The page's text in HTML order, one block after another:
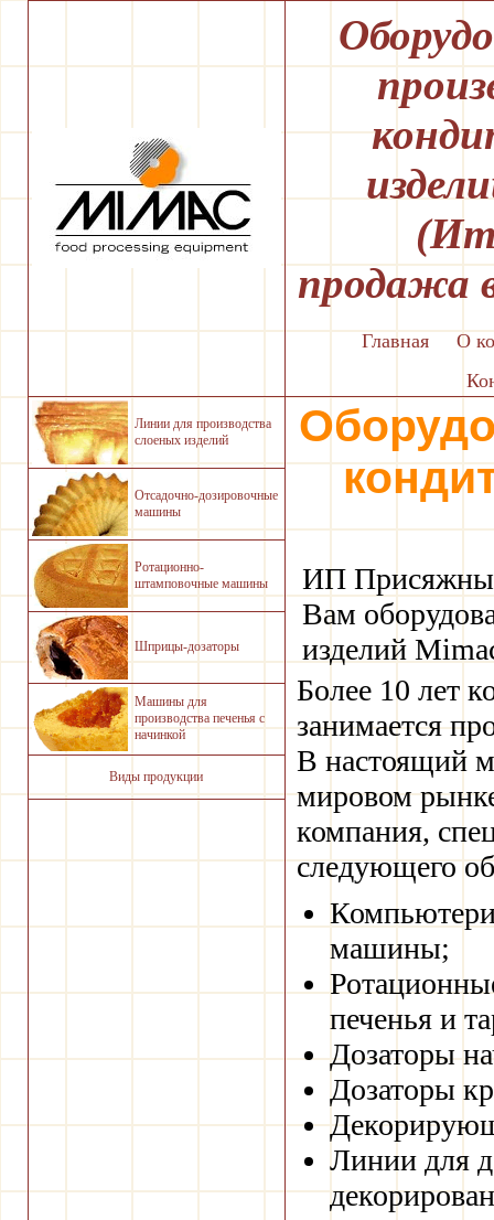
продажа
Главная
О
Линии для производства
слоеных изделий
Отсадочно-дозировочные
машины
Ротационно-
штамповочные машины
Шприцы-дозаторы
Машины для
производства печенья с
начинкой
Виды продукции
ИП
Вам
изделий
Более 10 лет
занимается
В настоящий
мировом
компания,
следующего
машины;
печенья и
Дозаторы
Дозаторы
Линии для